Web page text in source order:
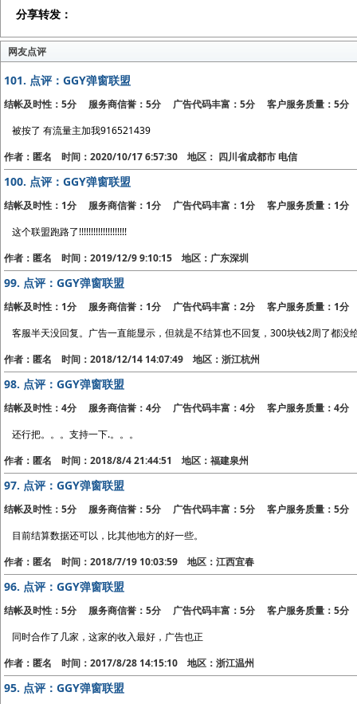
分享转发：
网友点评
101. 点评：GGY弹窗联盟
结帐及时性：5分 服务商信誉：5分 广告代码丰富：5分 客户服务质量：5分
被按了 有流量主加我916521439
作者：匿名 时间：2020/10/17 6:57:30 地区： 四川省成都市 电信
100. 点评：GGY弹窗联盟
结帐及时性：1分 服务商信誉：1分 广告代码丰富：1分 客户服务质量：1分
这个联盟跑路了!!!!!!!!!!!!!!!!!!!!
作者：匿名 时间：2019/12/9 9:10:15 地区：广东深圳
99. 点评：GGY弹窗联盟
结帐及时性：1分 服务商信誉：1分 广告代码丰富：2分 客户服务质量：1分
客服半天没回复。广告一直能显示，但就是不结算也不回复，300块钱2周了都没
作者：匿名 时间：2018/12/14 14:07:49 地区：浙江杭州
98. 点评：GGY弹窗联盟
结帐及时性：4分 服务商信誉：4分 广告代码丰富：4分 客户服务质量：4分
还行把。。。支持一下.。。。
作者：匿名 时间：2018/8/4 21:44:51 地区：福建泉州
97. 点评：GGY弹窗联盟
结帐及时性：5分 服务商信誉：5分 广告代码丰富：5分 客户服务质量：5分
目前结算数据还可以，比其他地方的好一些。
作者：匿名 时间：2018/7/19 10:03:59 地区：江西宜春
96. 点评：GGY弹窗联盟
结帐及时性：5分 服务商信誉：5分 广告代码丰富：5分 客户服务质量：5分
同时合作了几家，这家的收入最好，广告也正
作者：匿名 时间：2017/8/28 14:15:10 地区：浙江温州
95. 点评：GGY弹窗联盟